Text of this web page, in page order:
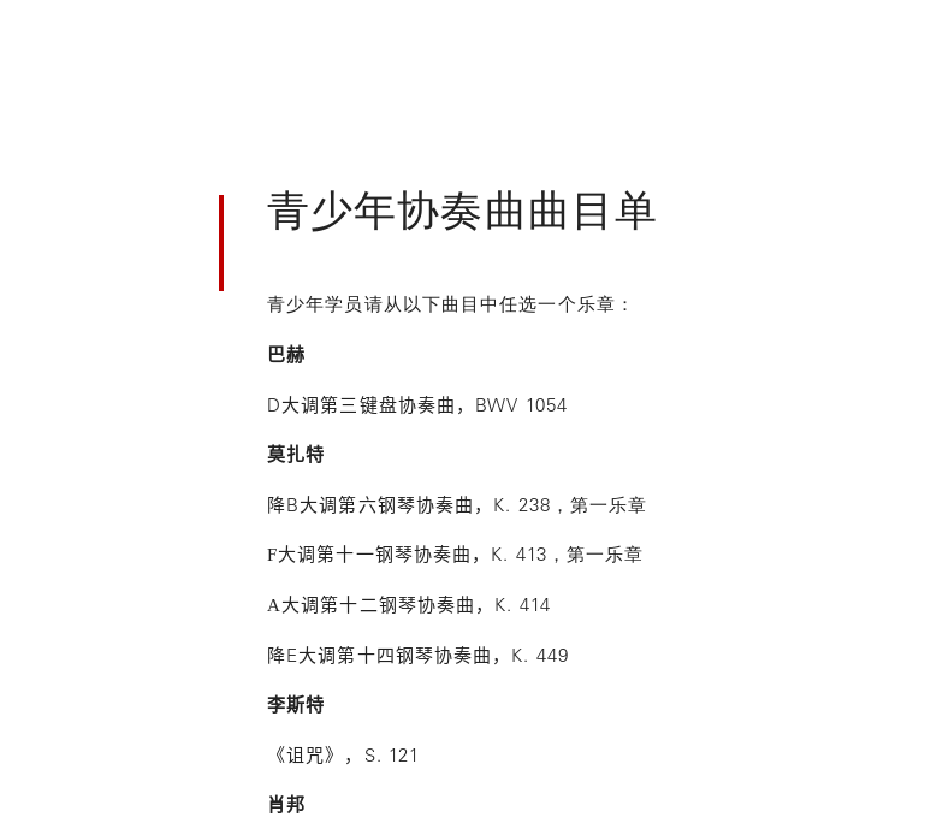
青少年协奏曲曲目单
青少年学员请从以下曲目中任选一个乐章：
巴赫
D大调第三键盘协奏曲， BWV 1054
莫扎特
降B大调第六钢琴协奏曲， K. 238，第一乐章
F大调第十一钢琴协奏曲， K. 413，第一乐章
A大调第十二钢琴协奏曲， K. 414
降E大调第十四钢琴协奏曲， K. 449
李斯特
《诅咒》， S. 121
肖邦